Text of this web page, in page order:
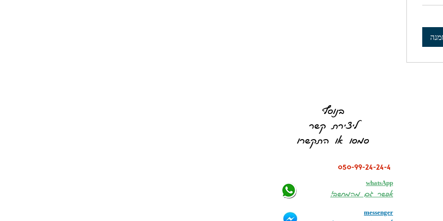
בנוסף
ליצירת קשר
סמסו או התקשרו
050-99-24-24-4
whatsApp
אפשר גם מהמחשב!
messenger